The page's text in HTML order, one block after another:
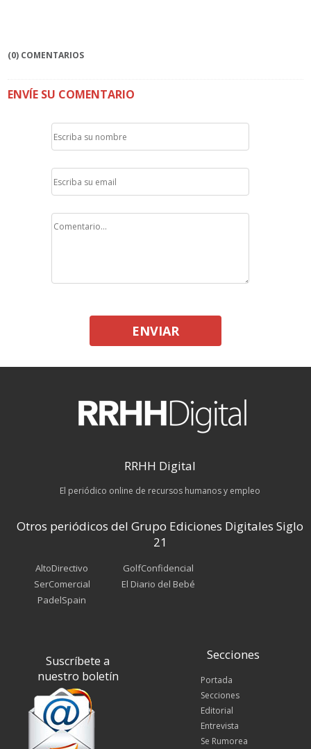
(0) COMENTARIOS
ENVÍE SU COMENTARIO
ENVIAR
RRHH Digital
El periódico online de recursos humanos y empleo
Otros periódicos del Grupo Ediciones Digitales Siglo
21
AltoDirectivo
SerComercial
PadelSpain
GolfConfidencial
El Diario del Bebé
Suscríbete a
nuestro boletín
Secciones
Portada
Secciones
Editorial
Entrevista
Se Rumorea